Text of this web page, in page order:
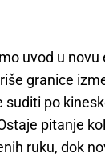
uvod u novu
granice
suditi po
pitanje
ruku, dok